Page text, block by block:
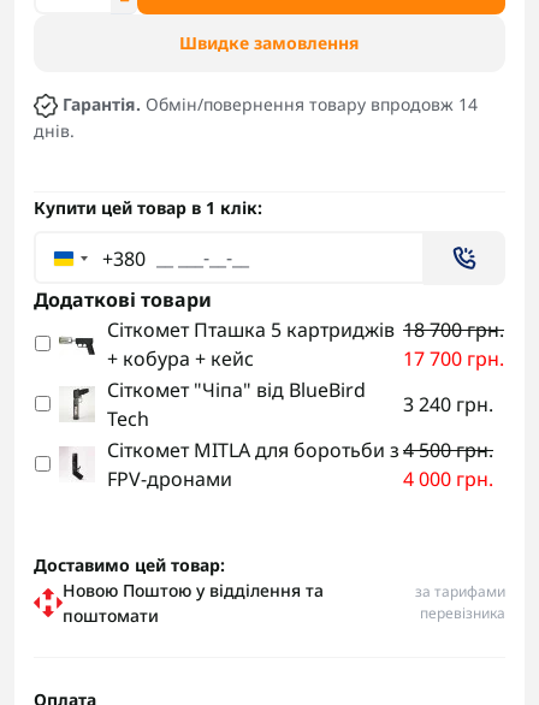
Швидке замовлення
Гарантія. Обмін/повернення товару впродовж 14
днів.
Купити цей товар в 1 клік:
+380
Додаткові товари
Сіткомет Пташка 5 картриджів
+ кобура + кейс
18 700 грн.
17 700 грн.
Сіткомет "Чіпа" від BlueBird
Tech
3 240 грн.
Сіткомет MITLA для боротьби з
FPV-дронами
4 500 грн.
4 000 грн.
Доставимо цей товар:
Новою Поштою у відділення та
поштомати
за тарифами
перевізника
Оплата